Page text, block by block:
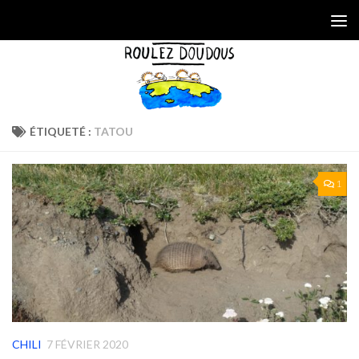
ÉTIQUETÉ : TATOU
1
CHILI 7 FÉVRIER 2020